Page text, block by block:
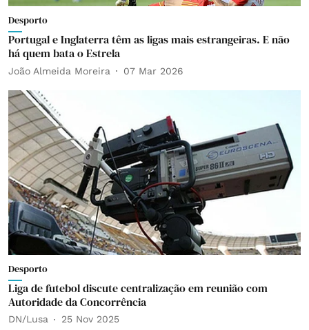
Desporto
Portugal e Inglaterra têm as ligas mais estrangeiras. E não
há quem bata o Estrela
João Almeida Moreira 07 Mar 2026
Desporto
Liga de futebol discute centralização em reunião com
Autoridade da Concorrência
DN/Lusa 25 Nov 2025